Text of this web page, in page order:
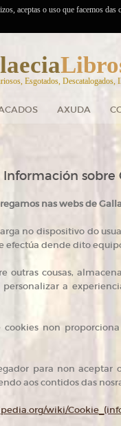
Esgotados,
AXUDA
Información sobre
nas webs de
no dispositivo do
efectúa dende dito
cousas,
a
non
para non
aos contidos das
wiki/
aceptas o uso que facemos das